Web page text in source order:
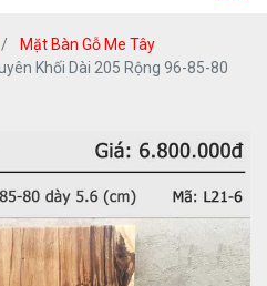
Mặt Bàn Gỗ Me Tây
Khối Dài 205 Rộng 96-85-80